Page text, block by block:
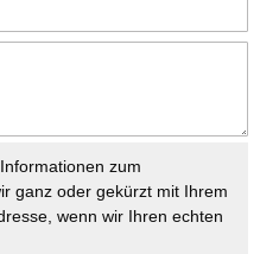
zum
ganz oder gekürzt mit Ihrem
wenn wir Ihren echten